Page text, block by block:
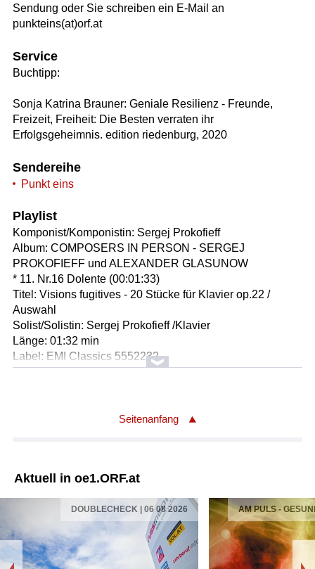
Sendung oder Sie schreiben ein E-Mail an
punkteins(at)orf.at
Service
Buchtipp:
Sonja Katrina Brauner: Geniale Resilienz - Freunde,
Freizeit, Freiheit: Die Besten verraten ihr
Erfolgsgeheimnis. edition riedenburg, 2020
Sendereihe
Punkt eins
Playlist
Komponist/Komponistin: Sergej Prokofieff
Album: COMPOSERS IN PERSON - SERGEJ
PROKOFIEFF und ALEXANDER GLASUNOW
* 11. Nr.16 Dolente (00:01:33)
Titel: Visions fugitives - 20 Stücke für Klavier op.22 /
Auswahl
Solist/Solistin: Sergej Prokofieff /Klavier
Länge: 01:32 min
Label: EMI Classics 5552232
PROKOFIEFF und ALEXANDER GLASUNOW
Solist/Solistin: Sergej Prokofieff /Klavier
Länge: 00:52 min
Label: EMI Classics 5552232
Komponist/Komponistin: Carl Philipp Emanuel Bach
Album: CARL PHILIPP EMANUEL BACH: SÄMTLICHE
Seitenanfang
Aktuell in oe1.ORF.at
DOUBLECHECK | 06 08 2026 AM PULS -